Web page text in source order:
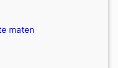
maten